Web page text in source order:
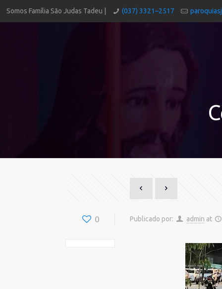
Somos Família São Judas Tadeu | (037) 3321–2517
0 Publicado por: admin at